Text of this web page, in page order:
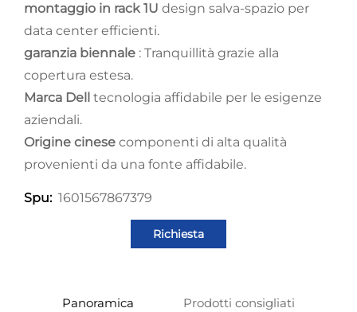
montaggio in rack 1U design salva-spazio per
data center efficienti.
garanzia biennale : Tranquillità grazie alla
copertura estesa.
Marca Dell tecnologia affidabile per le esigenze
aziendali.
Origine cinese componenti di alta qualità
provenienti da una fonte affidabile.
Spu: 1601567867379
Richiesta
Panoramica Prodotti consigliati